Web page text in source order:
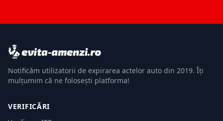
Notificăm utilizatorii de expirarea actelor auto din 2019. Îți
mulțumim că ne folosești platforma!
VERIFICĂRI